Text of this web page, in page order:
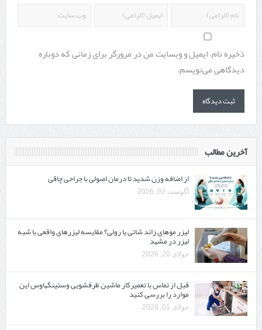
ذخیره نام، ایمیل و وبسایت من در مرورگر برای زمانی که دوباره
دیدگاهی می‌نویسم.
آخرین مطالب
از اضافه وزن شدید تا درمان اصولی با جراحی چاقی
آگوست 02, 2026
لیزر موهای زائد شاتی یا رولی؟ مقایسه لیزرهای واقعی با شبه‌
لیزر در مشهد
جولای 20, 2026
قبل از تماس با تعمیرکار ماشین ظرفشویی وستینگهاوس این
موارد را بررسی کنید
جولای 01, 2026